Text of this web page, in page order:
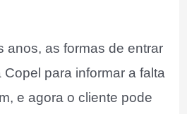
anos, as formas de entrar
para informar a falta
e agora o cliente pode